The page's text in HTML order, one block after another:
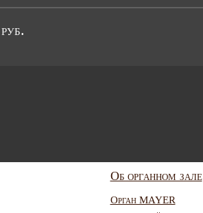
Об органном зале
Орган MAYER